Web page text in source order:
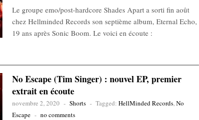
Le groupe emo/post-hardcore Shades Apart a sorti fin août
chez Hellminded Records son septième album, Eternal Echo,
19 ans après Sonic Boom. Le voici en écoute :
No Escape (Tim Singer) : nouvel EP, premier
extrait en écoute
novembre 2, 2020 - Shorts - Tagged: HellMinded Records,No
Escape - no comments